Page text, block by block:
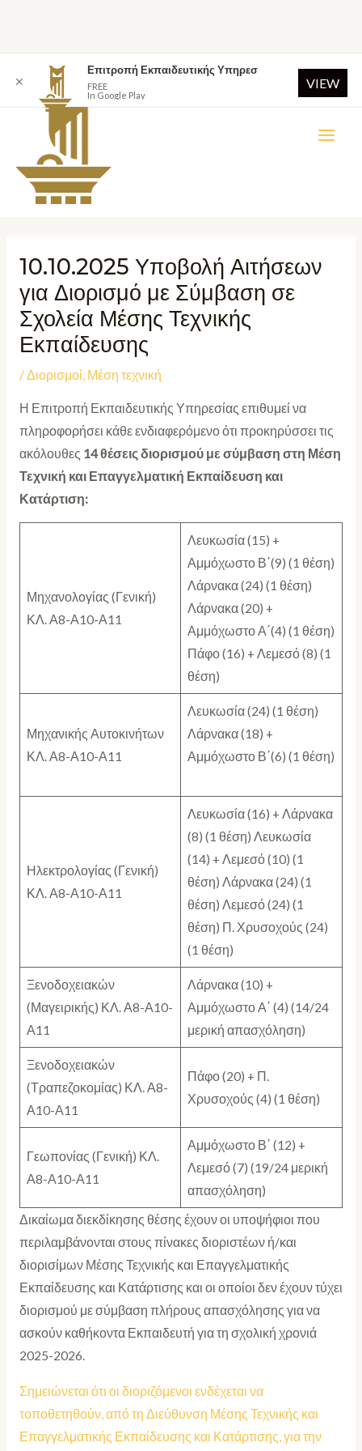
10.10.2025 Υποβολή Αιτήσεων
για Διορισμό με Σύμβαση σε
Σχολεία Μέσης Τεχνικής
Εκπαίδευσης
/Διορισμοί, Μέση τεχνική
Η Επιτροπή Εκπαιδευτικής Υπηρεσίας επιθυμεί να
πληροφορήσει κάθε ενδιαφερόμενο ότι προκηρύσσει τις
ακόλουθες 14 θέσειςδιορισμού με σύμβαση στη Μέση
Τεχνική και Επαγγελματική Εκπαίδευση και
Κατάρτιση:
Μηχανολογίας (Γενική)
ΚΛ. Α8-Α10-Α11
Λευκωσία (15) +
Αμμόχωστο Β΄(9) (1 θέση)
Λάρνακα (24) (1 θέση)
Λάρνακα (20) +
Αμμόχωστο Α΄(4) (1 θέση)
Πάφο (16) + Λεμεσό (8) (1
θέση)
Μηχανικής Αυτοκινήτων
ΚΛ. Α8-Α10-Α11
Λευκωσία (24) (1 θέση)
Λάρνακα (18) +
Αμμόχωστο Β΄(6) (1 θέση)
Ηλεκτρολογίας (Γενική)
ΚΛ. Α8-Α10-Α11
Λευκωσία (16) + Λάρνακα
(8) (1 θέση) Λευκωσία
(14) + Λεμεσό (10) (1
θέση) Λάρνακα (24) (1
θέση) Λεμεσό (24) (1
θέση) Π. Χρυσοχούς (24)
(1 θέση)
Ξενοδοχειακών
(Μαγειρικής) ΚΛ. Α8-Α10-
Α11
Λάρνακα (10) +
Αμμόχωστο Α΄ (4) (14/24
μερική απασχόληση)
Ξενοδοχειακών
(Τραπεζοκομίας) ΚΛ. Α8-
Α10-Α11
Πάφο (20) + Π.
Χρυσοχούς (4) (1 θέση)
Γεωπονίας (Γενική) ΚΛ.
Α8-Α10-Α11
Αμμόχωστο Β΄ (12) +
Λεμεσό (7) (19/24 μερική
απασχόληση)
Δικαίωμα διεκδίκησης θέσης έχουν οι υποψήφιοι που
περιλαμβάνονται στους πίνακες διοριστέων ή/και
διορισίμων Μέσης Τεχνικής και Επαγγελματικής
Εκπαίδευσης και Κατάρτισης και οι οποίοι δεν έχουν τύχει
διορισμού με σύμβαση πλήρους απασχόλησης για να
ασκούν καθήκοντα Εκπαιδευτή για τη σχολική χρονιά
2025-2026.
Σημειώνεται ότι οι διοριζόμενοι ενδέχεται να
τοποθετηθούν, από τη Διεύθυνση Μέσης Τεχνικής και
Επαγγελματικής Εκπαίδευσης και Κατάρτισης, για την
✕
Επιτροπή Εκπαιδευτικής Υπηρεσ
FREE
In Google Play
VIEW